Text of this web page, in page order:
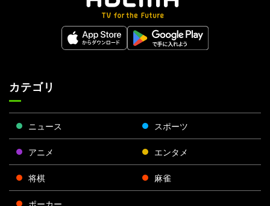
カテゴリ
ニュース スポーツ
アニメ エンタメ
将棋 麻雀
ポーカー